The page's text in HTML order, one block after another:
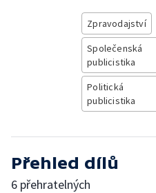
Zpravodajství
Společenská
publicistika
Politická
publicistika
Přehled dílů
6 přehratelných